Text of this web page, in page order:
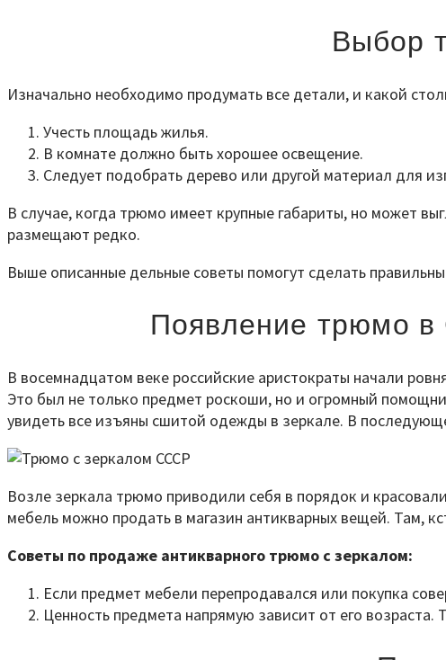
Выбор
Изначально необходимо продумать все детали, и какой
Учесть площадь жилья.
В комнате должно быть хорошее освещение.
Следует подобрать дерево или другой материал для
В случае, когда трюмо имеет крупные габариты, но может
размещают редко.
Выше описанные дельные советы помогут сделать
Появление трюмо в
В восемнадцатом веке российские аристократы начали
Это был не только предмет роскоши, но и огромный
увидеть все изъяны сшитой одежды в зеркале. В
Возле зеркала трюмо приводили себя в порядок и
мебель можно продать в магазин антикварных вещей. Там,
Советы по продаже антикварного трюмо с зеркалом:
Если предмет мебели перепродавался или покупка
Ценность предмета напрямую зависит от его